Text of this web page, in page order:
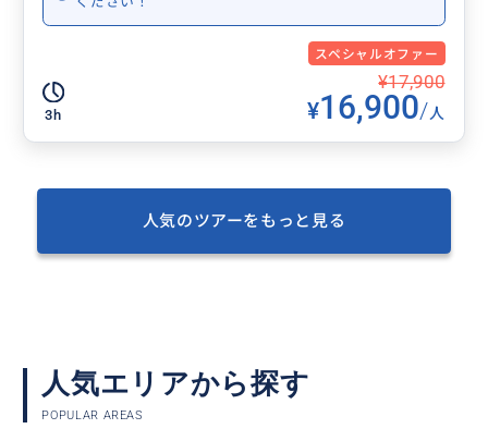
スペシャルオファー
3h
¥17,900
¥16,900/人
人気のツアーをもっと見る
人気エリアから探す
POPULAR AREAS